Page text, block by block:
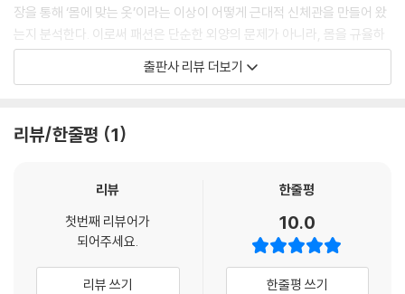
장을 통해 ‘몸에 맞는 옷’이라는 이상이 어떻게 근대적 신체관을 만들어 왔
는지 분석한다. 이로써 패션은 단순한 외양의 문제가 아니라, 몸을 규율하
고 해석하는 방식이라는 점을 분명히 한다.
성의 영역으로 여겨져 왔다. 그 결과 패션은 예술이나 철학, 역사 연구에서
일상적인 것은 가치가 없는가? 왜 여성과 결부된 것은 깊이가 없다고 여겨
을 드러내며, 패션이 배제되어 온 역사를 비판적으로 살핀다.
옷장 속에 갇혀 있던 패션을 지성의 영역인 책상 위로!
출판사 리뷰 더보기
리뷰/한줄평 1
리뷰
첫번째 리뷰어가
되어주세요.
리뷰 쓰기
한줄평
10.0
한줄평 쓰기